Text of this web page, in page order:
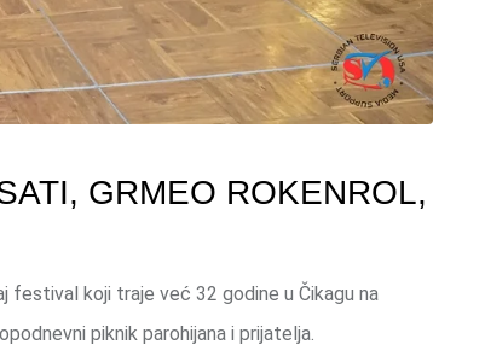
GRMEO ROKENROL,
festival koji traje već 32 godine u Čikagu na
piknik parohijana i prijatelja.